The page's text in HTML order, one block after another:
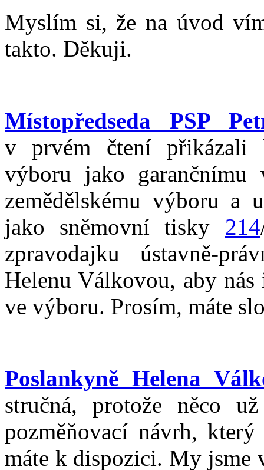
Myslím si, že na úvod
takto. Děkuji.
Místopředseda PSP
v prvém čtení přikázali
výboru jako
zemědělskému výboru a
jako sněmovní tisky 214
zpravodajku ústavně-
Helenu Válkovou, aby
ve výboru. Prosím, máte
Poslankyně Helena
stručná, protože něco
pozměňovací návrh,
máte k dispozici. My jsme